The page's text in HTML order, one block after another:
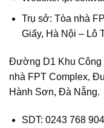
Trụ sở: Tòa nhà
Giấy, Hà Nội – Lô
Đường D1 Khu Công
nhà FPT Complex,
Hành Sơn, Đà Nẵng.
SDT: 0243 768